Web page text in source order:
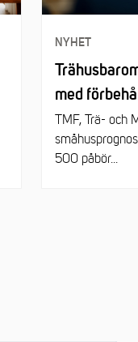
NYHET
med
TMF, Trä- och
500 påbör...